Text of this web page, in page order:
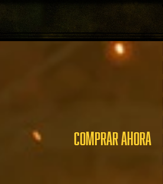
COMPRAR AHORA